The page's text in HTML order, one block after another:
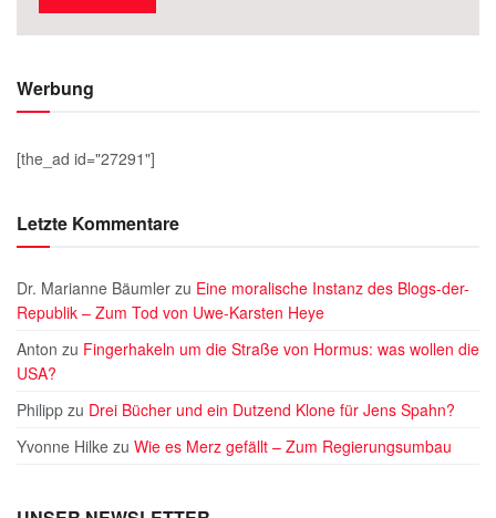
Werbung
[the_ad id="27291"]
Letzte Kommentare
Dr. Marianne Bäumler zu Eine moralische Instanz des Blogs-der-
Republik – Zum Tod von Uwe-Karsten Heye
Anton zu Fingerhakeln um die Straße von Hormus: was wollen die
USA?
Philipp zu Drei Bücher und ein Dutzend Klone für Jens Spahn?
Yvonne Hilke zu Wie es Merz gefällt – Zum Regierungsumbau